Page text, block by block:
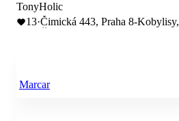
TonyHolic
13·Čimická 443, Praha 8-Kobylisy,
Marcar